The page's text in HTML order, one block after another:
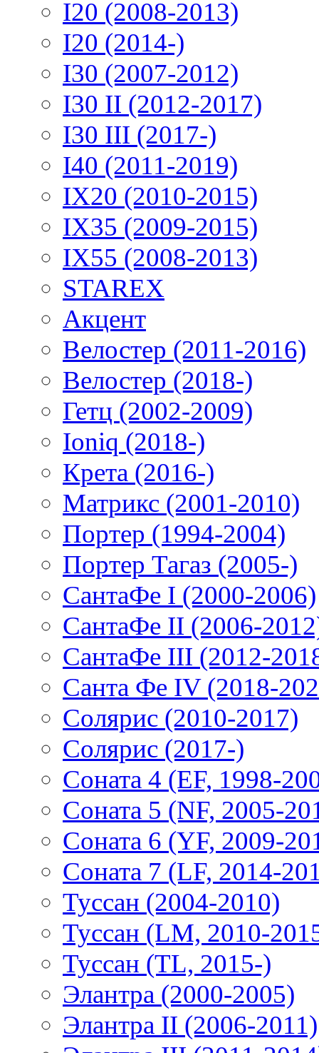
I20 (2008-2013)
I20 (2014-)
I30 (2007-2012)
I30 II (2012-2017)
I30 III (2017-)
I40 (2011-2019)
IX20 (2010-2015)
IX35 (2009-2015)
IX55 (2008-2013)
STAREX
Акцент
Велостер (2011-2016)
Велостер (2018-)
Гетц (2002-2009)
Ioniq (2018-)
Крета (2016-)
Матрикс (2001-2010)
Портер (1994-2004)
Портер Тагаз (2005-)
СантаФе I (2000-2006)
СантаФе II (2006-
СантаФе III (2012-
Санта Фе IV (2018-
Солярис (2010-2017)
Солярис (2017-)
Соната 4 (EF, 1998-
Соната 5 (NF, 2005-
Соната 6 (YF, 2009-
Соната 7 (LF, 2014-
Туссан (2004-2010)
Туссан (LM, 2010-
Туссан (TL, 2015-)
Элантра (2000-2005)
Элантра II (2006-2011)